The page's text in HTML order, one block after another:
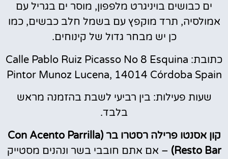
ים כבושים בויניגרט מלפפון, מוסר ים בגריל עם
אמולסיה, תרד מוקפץ עם בשמל חלב כבשים, כמו
כן יש מבחר גדול של קינוחים.
כתובת: Calle Pablo Ruiz Picasso No 8 Esquina
Pintor Munoz Lucena, 14014 Córdoba Spain
שעות פעילות: בין רביעי לשבת בהזמנה מראש
בלבד.
קון אסנטו פרילה רסטרו בר (Con Acento Parrilla
Resto Bar) – אם אתם חובבי בשר ונהנים מסטייק